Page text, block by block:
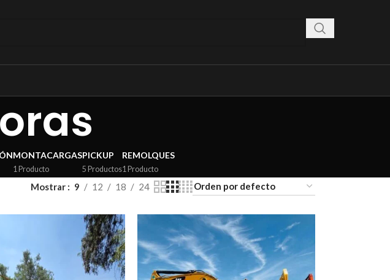
MONTACARGAS
1 Producto
PICKUP
5 Productos
REMOLQUES
1 Producto
Mostrar 9 12 18 24